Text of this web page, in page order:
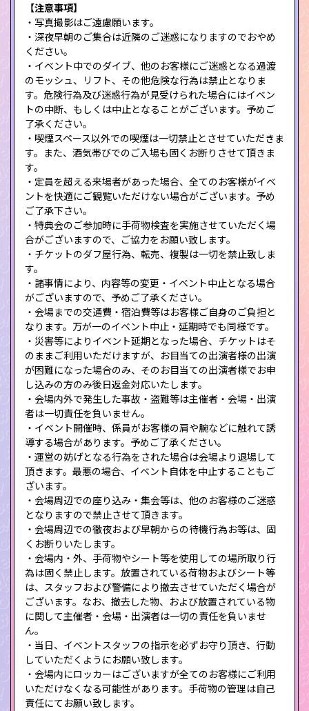
【注意事項】
・写真撮影はご遠慮願います。
・深夜早朝のご集合は近隣のご迷惑になりますのでおやめ
ください。
・イベント中でのダイブ、他のお客様にご迷惑となる過渡
のモッシュ、リフト、その他危険な行為は禁止となりま
す。危険行為及び迷惑行為が見受けられた場合にはイベン
トの中断、もしくは中止となることがございます。予めご
了承ください。
・喫煙スペース以外での喫煙は一切禁止とさせていただきま
す。また、酒気帯びでのご入場も固くお断りさせて頂きま
す。
・定員を超える来場者があった場合、全てのお客様がイベ
ントを快適にご観覧いただけない場合がございます。予め
ご了承下さい。
・特典会のご参加時に手荷物検査を実施させていただく場
合がございますので、ご協力をお願い致します。
・チケットのダフ屋行為、転売、複製は一切を禁止致しま
す。
・諸事情により、内容等の変更・イベント中止となる場合
がございますので、予めご了承ください。
・会場までの交通費・宿泊費等はお客様ご自身のご負担と
なります。万が一のイベント中止・延期時でも同様です。
・災害等によりイベント延期となった場合、チケットはそ
のままご利用いただけますが、お目当ての出演者様の出演
が困難になった場合のみ、そのお目当ての出演者様でお申
し込みの方のみ後日返金対応いたします。
・会場内外で発生した事故・盗難等は主催者・会場・出演
者は一切責任を負いません。
・イベント開催時、係員がお客様の肩や腕などに触れて誘
導する場合があります。予めご了承ください。
・運営の妨げとなる行為をされた場合は会場より退場して
頂きます。最悪の場合、イベント自体を中止することもご
ざいます。
・会場周辺での座り込み・集会等は、他のお客様のご迷惑
となりますので禁止させて頂きます。
・会場周辺での徹夜および早朝からの待機行為お等は、固
くお断りいたします。
・会場内・外、手荷物やシート等を使用しての場所取り行
為は固く禁止します。放置されている荷物およびシート等
は、スタッフおよび警備により撤去させていただく場合が
ございます。なお、撤去した物、および放置されている物
に関して主催者・会場・出演者は一切の責任を負いませ
ん。
・当日、イベントスタッフの指示を必ずお守り頂き、行動
していただくようにお願い致します。
・会場内にロッカーはございますが全てのお客様にご利用
いただけなくなる可能性があります。手荷物の管理は自己
責任にてお願い致します。